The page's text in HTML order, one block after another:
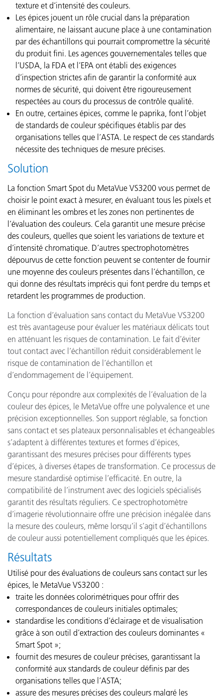
texture et d’intensité des couleurs.
Les épices jouent un rôle crucial dans la préparation
alimentaire, ne laissant aucune place à une contamination
par des échantillons qui pourrait compromettre la sécurité
du produit fini. Les agences gouvernementales telles que
l’USDA, la FDA et l’EPA ont établi des exigences
d’inspection strictes afin de garantir la conformité aux
normes de sécurité, qui doivent être rigoureusement
respectées au cours du processus de contrôle qualité.
En outre, certaines épices, comme le paprika, font l’objet
de standards de couleur spécifiques établis par des
organisations telles que l’ASTA. Le respect de ces standards
nécessite des techniques de mesure précises.
Solution
La fonction Smart Spot du MetaVue VS3200 vous permet de
choisir le point exact à mesurer, en évaluant tous les pixels et
en éliminant les ombres et les zones non pertinentes de
l’évaluation des couleurs. Cela garantit une mesure précise
des couleurs, quelles que soient les variations de texture et
d’intensité chromatique. D’autres spectrophotomètres
dépourvus de cette fonction peuvent se contenter de fournir
une moyenne des couleurs présentes dans l’échantillon, ce
qui donne des résultats imprécis qui font perdre du temps et
retardent les programmes de production.
La fonction d’évaluation sans contact du MetaVue VS3200
est très avantageuse pour évaluer les matériaux délicats tout
en atténuant les risques de contamination. Le fait d’éviter
tout contact avec l’échantillon réduit considérablement le
risque de contamination de l’échantillon et
d’endommagement de l’équipement.
Conçu pour répondre aux complexités de l’évaluation de la
couleur des épices, le MetaVue offre une polyvalence et une
précision exceptionnelles. Son support réglable, sa fonction
sans contact et ses plateaux personnalisables et échangeables
s’adaptent à différentes textures et formes d’épices,
garantissant des mesures précises pour différents types
d’épices, à diverses étapes de transformation. Ce processus de
mesure standardisé optimise l’efficacité. En outre, la
compatibilité de l’instrument avec des logiciels spécialisés
garantit des résultats réguliers. Ce spectrophotomètre
d’imagerie révolutionnaire offre une précision inégalée dans
la mesure des couleurs, même lorsqu’il s’agit d’échantillons
de couleur aussi potentiellement compliqués que les épices.
Résultats
Utilisé pour des évaluations de couleurs sans contact sur les
épices, le MetaVue VS3200 :
traite les données colorimétriques pour offrir des
correspondances de couleurs initiales optimales;
standardise les conditions d’éclairage et de visualisation
grâce à son outil d’extraction des couleurs dominantes «
Smart Spot »;
fournit des mesures de couleur précises, garantissant la
conformité aux standards de couleur définis par des
organisations telles que l’ASTA;
assure des mesures précises des couleurs malgré les